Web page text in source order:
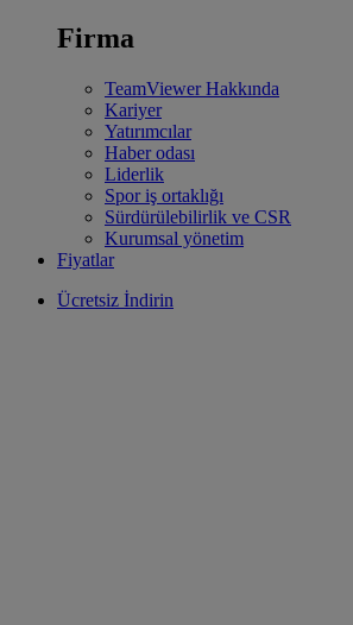
Firma
TeamViewer Hakkında
Kariyer
Yatırımcılar
Haber odası
Liderlik
Spor iş ortaklığı
Sürdürülebilirlik ve CSR
Kurumsal yönetim
Fiyatlar
Ücretsiz İndirin